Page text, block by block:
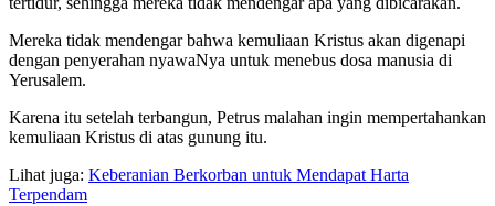
Mereka tidak mendengar bahwa kemuliaan Kristus akan digenapi
dengan penyerahan nyawaNya untuk menebus dosa manusia di
Yerusalem.
Karena itu setelah terbangun, Petrus malahan ingin mempertahankan
kemuliaan Kristus di atas gunung itu.
Lihat juga: Keberanian Berkorban untuk Mendapat Harta
Terpendam